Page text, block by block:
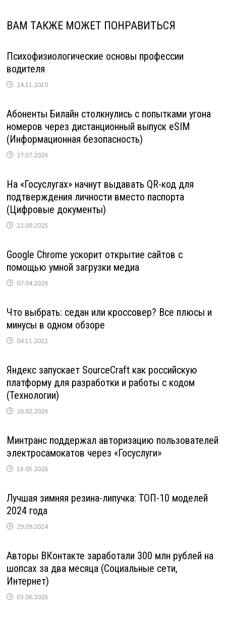
ВАМ ТАКЖЕ МОЖЕТ ПОНРАВИТЬСЯ
Психофизиологические основы профессии
водителя
24.11.2010
Абоненты Билайн столкнулись с попытками угона
номеров через дистанционный выпуск eSIM
(Информационная безопасность)
27.07.2026
На «Госуслугах» начнут выдавать QR-код для
подтверждения личности вместо паспорта
(Цифровые документы)
22.09.2025
Google Chrome ускорит открытие сайтов с
помощью умной загрузки медиа
07.04.2026
Что выбрать: седан или кроссовер? Все плюсы и
минусы в одном обзоре
04.11.2022
Яндекс запускает SourceCraft как российскую
платформу для разработки и работы с кодом
(Технологии)
26.02.2026
Минтранс поддержал авторизацию пользователей
электросамокатов через «Госуслуги»
18.05.2026
Лучшая зимняя резина-липучка: ТОП-10 моделей
2024 года
29.09.2024
Авторы ВКонтакте заработали 300 млн рублей на
шопсах за два месяца (Социальные сети,
Интернет)
03.06.2026